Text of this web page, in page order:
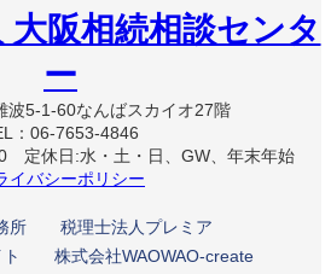
大阪相続相談センタ
ー
波5-1-60なんばスカイオ27階
：06-7653-4846
定休日:水・土・日、GW、年末年始
イバシーポリシー
所
税理士法人プレミア
株式会社WAOWAO-create